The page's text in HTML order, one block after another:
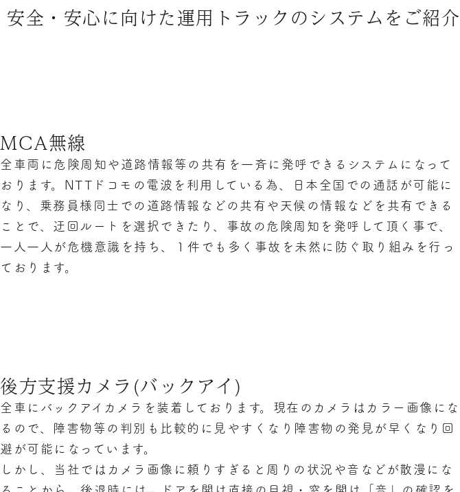
安全・安心に向けた運用トラックのシステムをご紹介
MCA無線
全車両に危険周知や道路情報等の共有を一斉に発呼できるシステムになって
おります。NTTドコモの電波を利用している為、日本全国での通話が可能に
なり、乗務員様同士での道路情報などの共有や天候の情報などを共有できる
ことで、迂回ルートを選択できたり、事故の危険周知を発呼して頂く事で、
一人一人が危機意識を持ち、１件でも多く事故を未然に防ぐ取り組みを行っ
ております。
後方支援カメラ(バックアイ)
全車にバックアイカメラを装着しております。現在のカメラはカラー画像にな
るので、障害物等の判別も比較的に見やすくなり障害物の発見が早くなり回
避が可能になっています。
しかし、当社ではカメラ画像に頼りすぎると周りの状況や音などが散漫にな